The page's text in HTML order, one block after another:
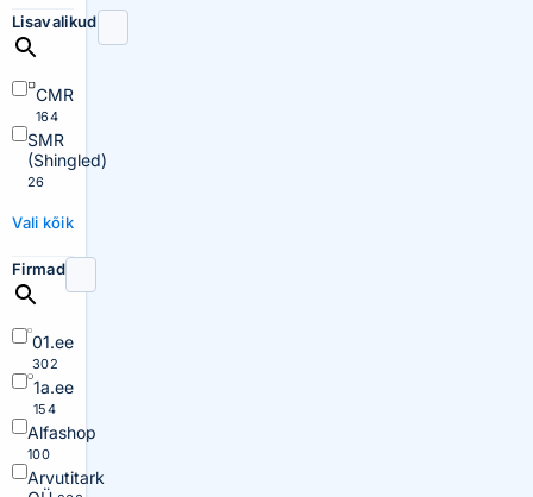
Lisavalikud
CMR
164
SMR
(Shingled)
26
Vali kõik
Firmad
01.ee
302
1a.ee
154
Alfashop
100
Arvutitark